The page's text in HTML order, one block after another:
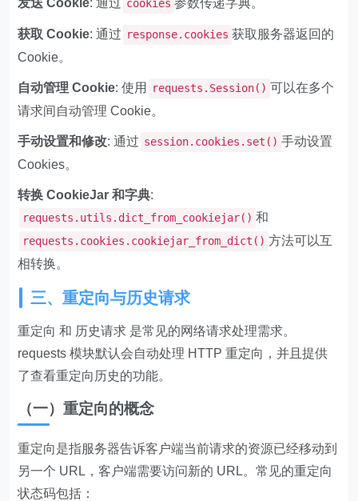
发送 Cookie: 通过 cookies 参数传递字典。
获取 Cookie: 通过 response.cookies 获取服务器返回的
Cookie。
自动管理 Cookie: 使用 requests.Session() 可以在多个
请求间自动管理 Cookie。
手动设置和修改: 通过 session.cookies.set() 手动设置
Cookies。
转换 CookieJar 和字典:
requests.utils.dict_from_cookiejar() 和
requests.cookies.cookiejar_from_dict() 方法可以互
相转换。
三、重定向与历史请求
重定向 和 历史请求 是常见的网络请求处理需求。
requests 模块默认会自动处理 HTTP 重定向，并且提供
了查看重定向历史的功能。
（一）重定向的概念
重定向是指服务器告诉客户端当前请求的资源已经移动到
另一个 URL，客户端需要访问新的 URL。常见的重定向
状态码包括：